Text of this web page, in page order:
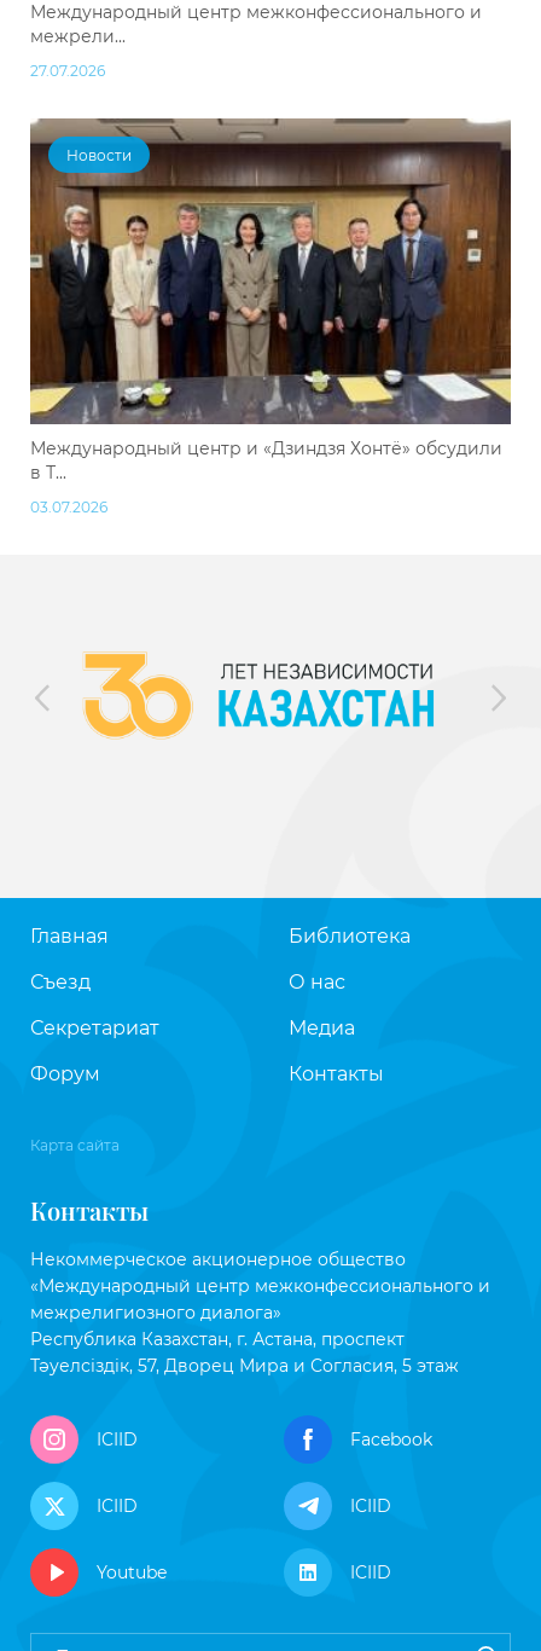
Международный центр межконфессионального и
межрели...
27.07.2026
Новости
Международный центр и «Дзиндзя Хонтё» обсудили
в Т...
03.07.2026
Главная
Съезд
Секретариат
Форум
Библиотека
О нас
Медиа
Контакты
Карта сайта
Контакты
Некоммерческое акционерное общество
«Международный центр межконфессионального и
межрелигиозного диалога»
Республика Казахстан, г. Астана, проспект
Тәуелсіздік, 57, Дворец Мира и Согласия, 5 этаж
ICIID Facebook
ICIID ICIID
Youtube ICIID